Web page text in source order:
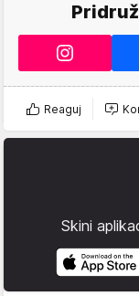
Reaguj
Skini